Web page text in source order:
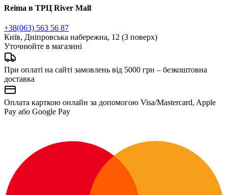
Reima в ТРЦ River Mall
+38(063) 563 56 87
Київ, Дніпровська набережна, 12 (3 поверх)
Уточнюйте в магазині
При оплаті на сайті замовлень від 5000 грн – безкоштовна
доставка
Оплата карткою онлайн за допомогою Visa/Mastercard, Apple
Pay або Google Pay